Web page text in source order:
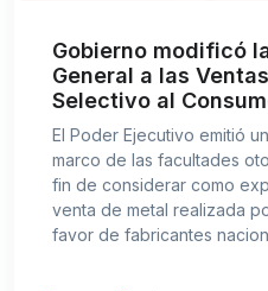
Gobierno modificó
General a las
Selectivo al
El Poder Ejecutivo emitió
marco de las facultades
fin de considerar como
venta de metal realizada
favor de fabricantes